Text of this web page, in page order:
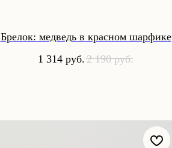
Брелок: медведь в красном шарфике
1 314 руб. 2 190 руб.